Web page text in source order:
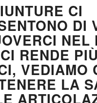
CI
DI
NEL
RENDE PIÙ
VEDIAMO
LA